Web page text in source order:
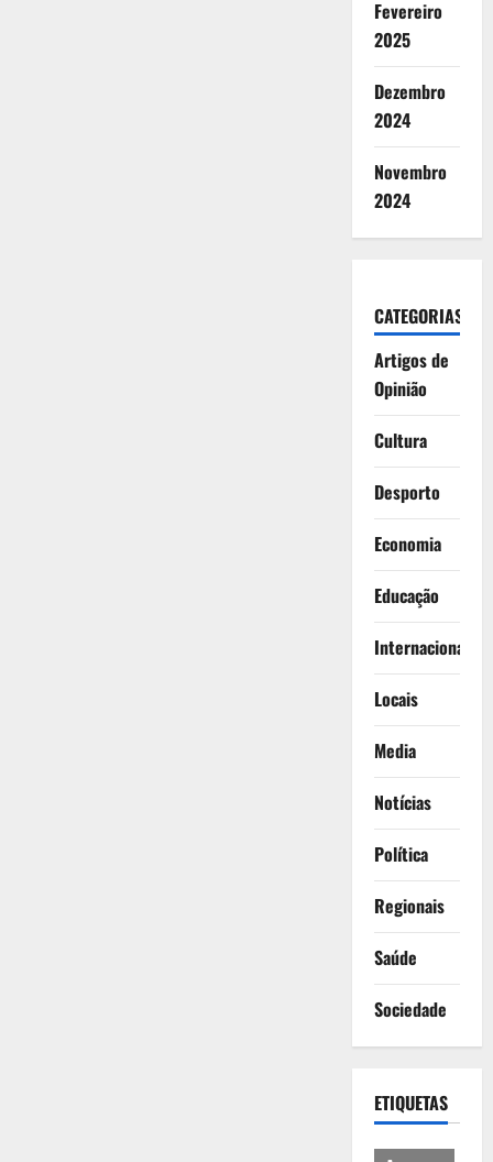
Fevereiro
2025
Dezembro
2024
Novembro
2024
CATEGORIAS
Artigos de
Opinião
Cultura
Desporto
Economia
Educação
Internacionais
Locais
Media
Notícias
Política
Regionais
Saúde
Sociedade
ETIQUETAS